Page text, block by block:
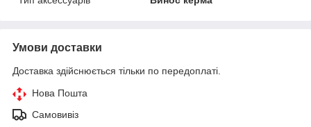
Умови доставки
Доставка здійснюється тільки по передоплаті.
Нова Пошта
Самовивіз